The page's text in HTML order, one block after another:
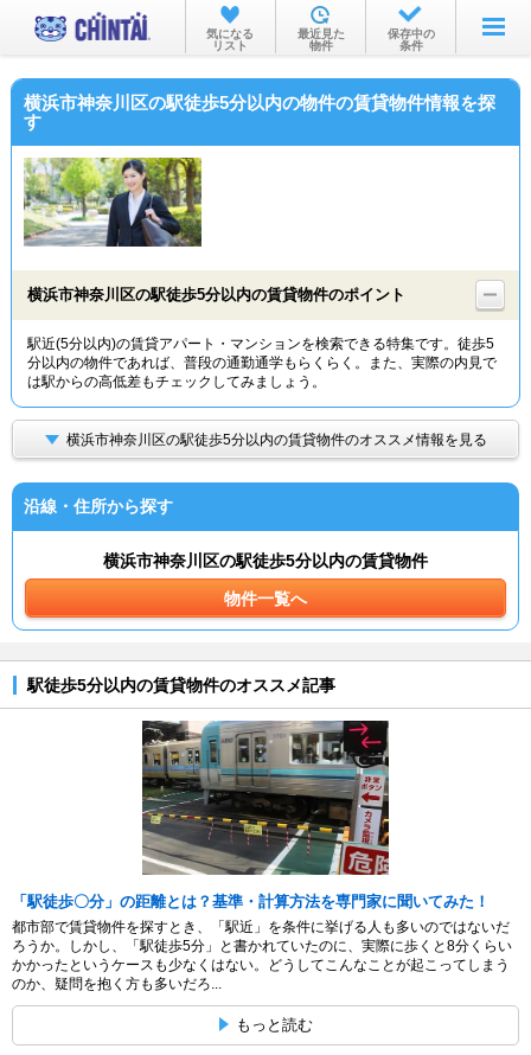
お部屋を探す
沿線・駅から
不動産会社から
TOP
気になる
リスト
最近見た
物件
保存中の
条件
横浜市神奈川区の駅徒歩5分以内の物件の賃貸物件情報を探
す
横浜市神奈川区の駅徒歩5分以内の賃貸物件のポイント
駅近(5分以内)の賃貸アパート・マンションを検索できる特集です。徒歩5
分以内の物件であれば、普段の通勤通学もらくらく。また、実際の内見で
は駅からの高低差もチェックしてみましょう。
横浜市神奈川区の駅徒歩5分以内の賃貸物件のオススメ情報を見る
沿線・住所から探す
横浜市神奈川区の駅徒歩5分以内の賃貸物件
物件一覧へ
駅徒歩5分以内の賃貸物件のオススメ記事
「駅徒歩〇分」の距離とは？基準・計算方法を専門家に聞いてみた！
都市部で賃貸物件を探すとき、「駅近」を条件に挙げる人も多いのではないだ
ろうか。しかし、「駅徒歩5分」と書かれていたのに、実際に歩くと8分くらい
かかったというケースも少なくはない。どうしてこんなことが起こってしまう
のか、疑問を抱く方も多いだろ...
もっと読む